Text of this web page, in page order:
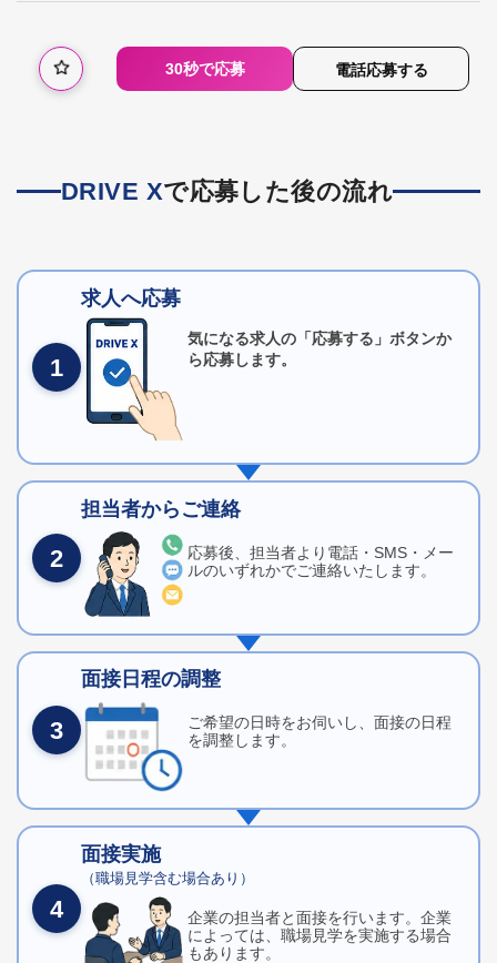
30秒で応募 電話応募する
DRIVE Xで応募した後の流れ
1
求人へ応募
気になる求人の「応募する」ボタンか
ら応募します。
2
担当者からご連絡
応募後、担当者より電話・SMS・メー
ルのいずれかでご連絡いたします。
3
面接日程の調整
ご希望の日時をお伺いし、面接の日程
を調整します。
4
面接実施
（職場見学含む場合あり）
企業の担当者と面接を行います。企業
によっては、職場見学を実施する場合
もあります。